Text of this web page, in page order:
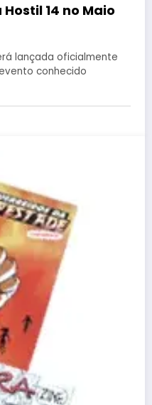
14 no Maio
lançada oficialmente
conhecido